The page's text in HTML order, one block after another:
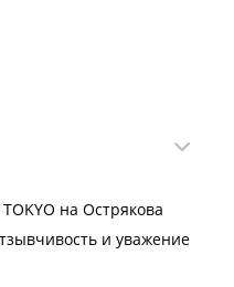
на Острякова
и уважение